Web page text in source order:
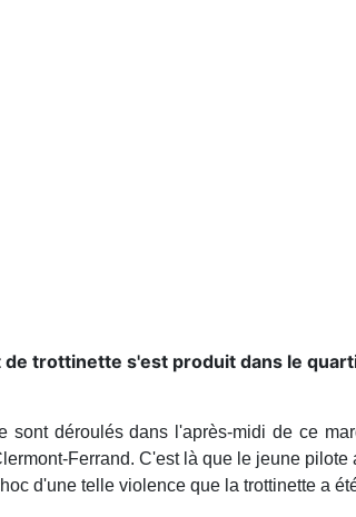
de trottinette s'est produit dans le
sont déroulés dans l'après-midi de ce
Ferrand. C'est là que le jeune
d'une telle violence que la trottinette a